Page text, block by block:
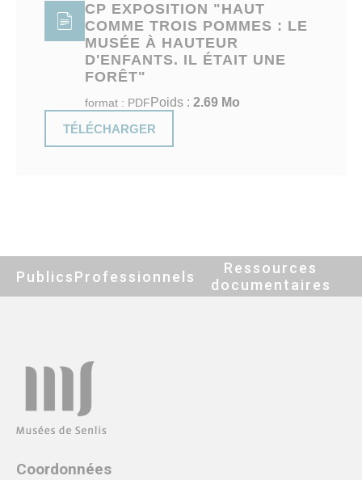
CP EXPOSITION "HAUT
COMME TROIS POMMES : LE
MUSÉE À HAUTEUR
D'ENFANTS. IL ÉTAIT UNE
FORÊT"
format : PDF Poids : 2.69 Mo
TÉLÉCHARGER
PublicsProfessionnels
Ressources
documentaires
Coordonnées